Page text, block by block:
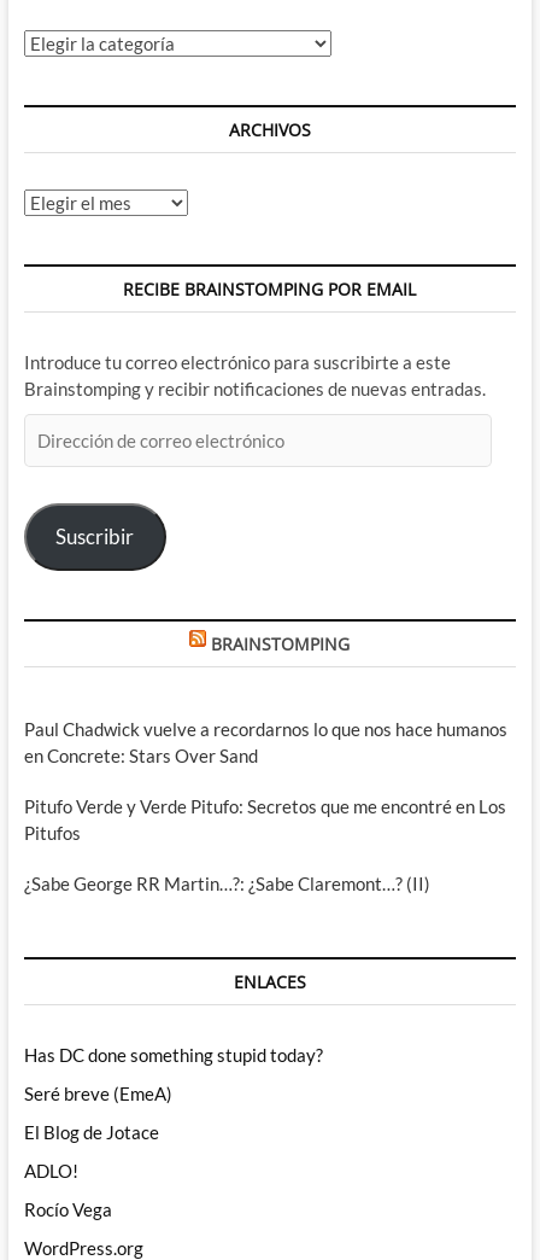
Categorías
ARCHIVOS
Archivos
RECIBE BRAINSTOMPING POR EMAIL
Introduce tu correo electrónico para suscribirte a este
Brainstomping y recibir notificaciones de nuevas entradas.
de
electrónico
Suscribir
BRAINSTOMPING
Paul Chadwick vuelve a recordarnos lo que nos hace humanos
en Concrete: Stars Over Sand
Pitufo Verde y Verde Pitufo: Secretos que me encontré en Los
Pitufos
¿Sabe George RR Martin…?: ¿Sabe Claremont…? (II)
ENLACES
Has DC done something stupid today?
Seré breve (EmeA)
El Blog de Jotace
ADLO!
Rocío Vega
WordPress.org